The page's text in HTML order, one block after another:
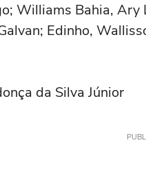
Williams Bahia, Ary
Edinho,
da Silva Júnior